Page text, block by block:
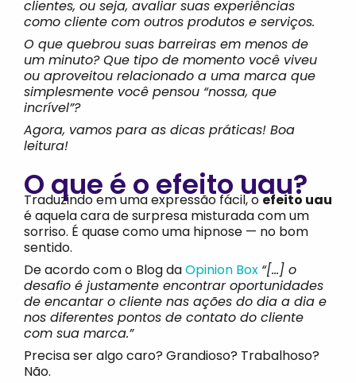
clientes, ou seja, avaliar suas experiências
como cliente com outros produtos e serviços.
O que quebrou suas barreiras em menos de
um minuto? Que tipo de momento você viveu
ou aproveitou relacionado a uma marca que
simplesmente você pensou “nossa, que
incrível”?
Agora, vamos para as dicas práticas! Boa
leitura!
O que é o efeito uau?
Traduzindo em uma expressão fácil, oefeito uau
é aquela cara de surpresa misturada com um
sorriso. É quase como uma hipnose — no bom
sentido.
De acordo com o Blog daOpinion Box “[…] o
desafio é justamente encontrar oportunidades
de encantar o cliente nas ações do dia a dia e
nos diferentes pontos de contato do cliente
com sua marca.”
Precisa ser algo caro? Grandioso? Trabalhoso?
Não.